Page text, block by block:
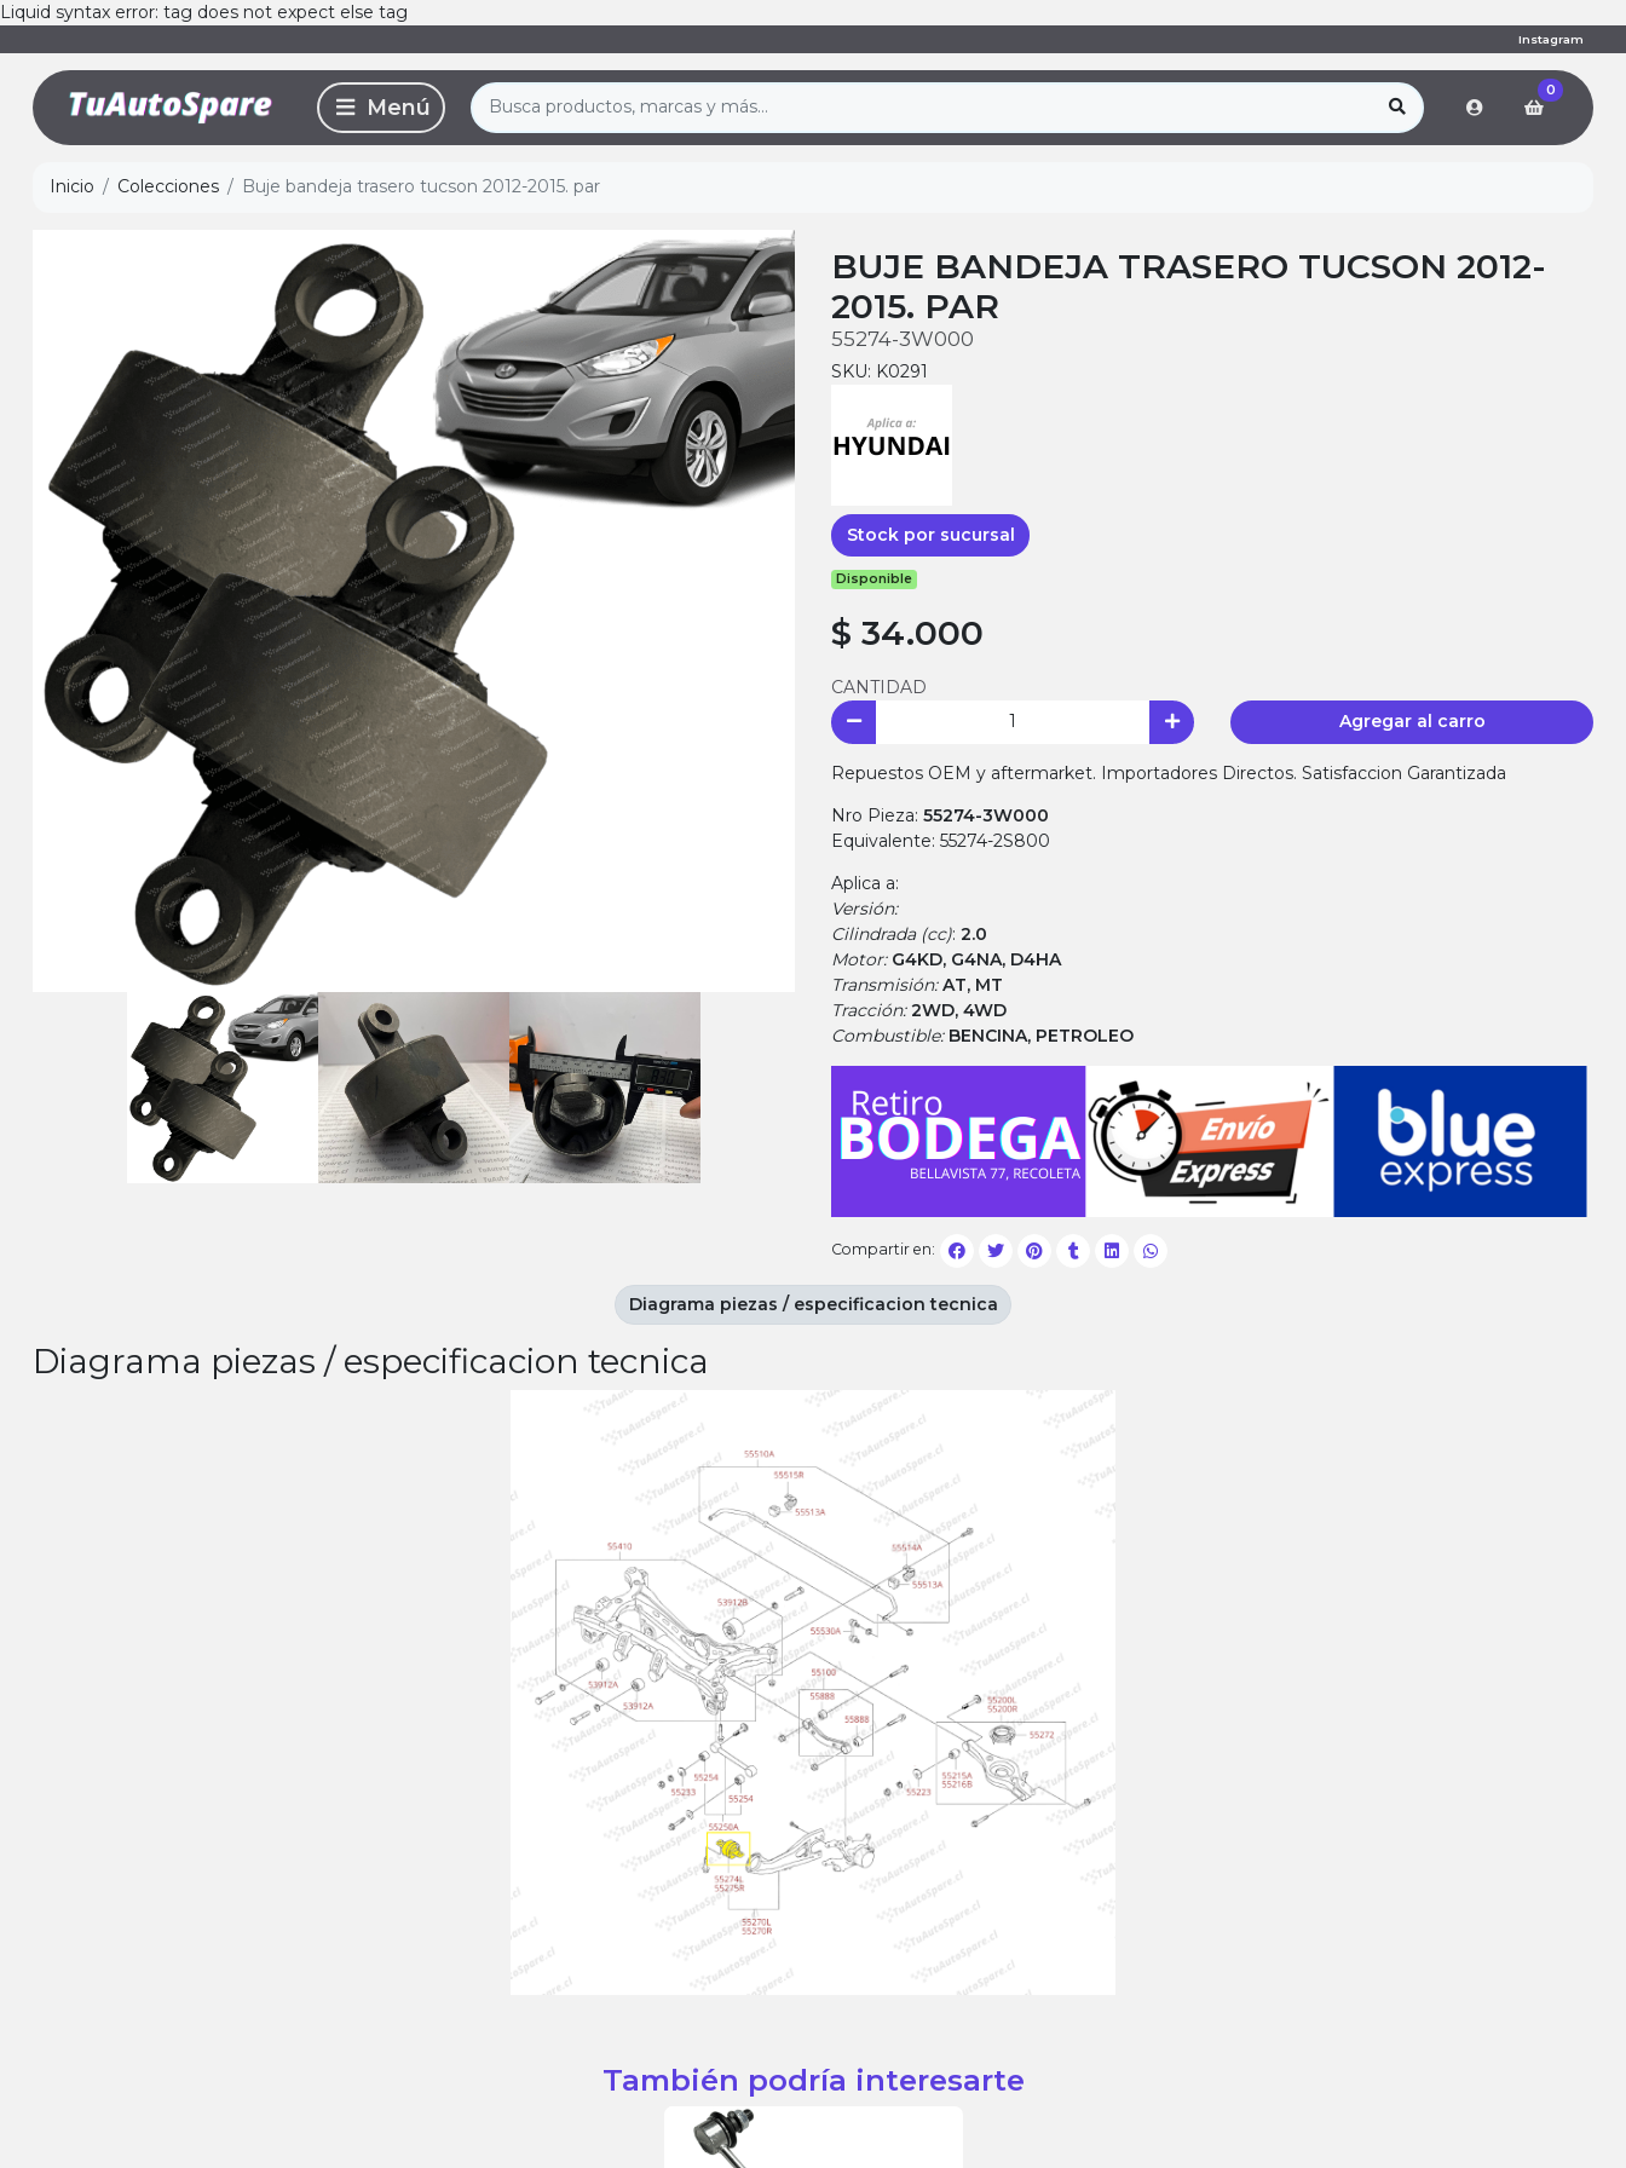
Liquid syntax error: tag does not expect else tag
Instagram
0
Inicio Colecciones Buje bandeja trasero tucson 2012-2015. par
BUJE BANDEJA TRASERO TUCSON 2012-
2015. PAR
55274-3W000
SKU: K0291
Stock por sucursal
Disponible
$ 34.000
CANTIDAD
Agregar al carro
Repuestos OEM y aftermarket. Importadores Directos. Satisfaccion Garantizada
Nro Pieza: 55274-3W000
Equivalente: 55274-2S800
Aplica a:
Versión:
Cilindrada (cc): 2.0
Motor: G4KD, G4NA, D4HA
Transmisión:AT, MT
Tracción:2WD, 4WD
Combustible: BENCINA, PETROLEO
Compartir en:
Diagrama piezas / especificacion tecnica
Diagrama piezas / especificacion tecnica
También podría interesarte